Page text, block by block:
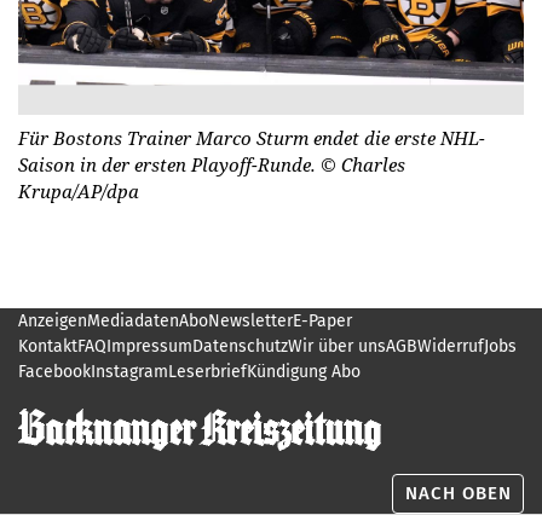
Für Bostons Trainer Marco Sturm endet die erste NHL-
Saison in der ersten Playoff-Runde. © Charles
Krupa/AP/dpa
AnzeigenMediadatenAboNewsletterE-Paper
KontaktFAQImpressumDatenschutzWir über unsAGBWiderrufJobs
FacebookInstagramLeserbriefKündigung Abo
NACH OBEN